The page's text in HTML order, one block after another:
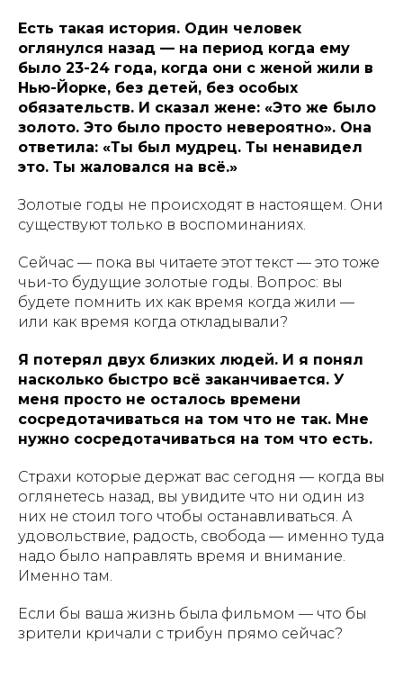
Есть такая история. Один человек
оглянулся назад — на период когда ему
было 23-24 года, когда они с женой жили в
Нью-Йорке, без детей, без особых
обязательств. И сказал жене: «Это же было
золото. Это было просто невероятно». Она
ответила: «Ты был мудрец. Ты ненавидел
это. Ты жаловался на всё.»
Золотые годы не происходят в настоящем. Они
существуют только в воспоминаниях.
Сейчас — пока вы читаете этот текст — это тоже
чьи-то будущие золотые годы. Вопрос: вы
будете помнить их как время когда жили —
или как время когда откладывали?
Я потерял двух близких людей. И я понял
насколько быстро всё заканчивается. У
меня просто не осталось времени
сосредотачиваться на том что не так. Мне
нужно сосредотачиваться на том что есть.
Страхи которые держат вас сегодня — когда вы
оглянетесь назад, вы увидите что ни один из
них не стоил того чтобы останавливаться. А
удовольствие, радость, свобода — именно туда
надо было направлять время и внимание.
Именно там.
Если бы ваша жизнь была фильмом — что бы
зрители кричали с трибун прямо сейчас?